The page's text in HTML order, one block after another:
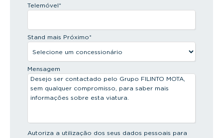
Telemóvel*
Stand mais Próximo*
Mensagem
Autoriza a utilização dos seus dados pessoais para